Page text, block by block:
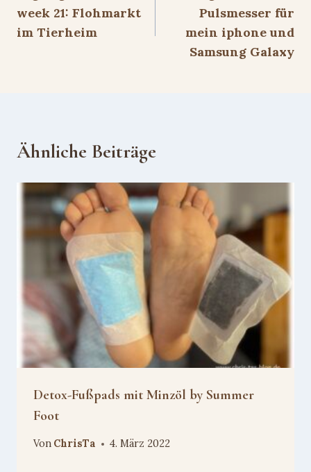
week 21: Flohmarkt
im Tierheim
Pulsmesser für
mein iphone und
Samsung Galaxy
Ähnliche Beiträge
Detox-Fußpads mit Minzöl by Summer
Foot
Von ChrisTa 4. März 2022